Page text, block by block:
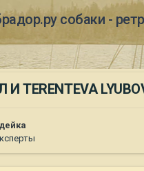
собаки -
TERENTEVA